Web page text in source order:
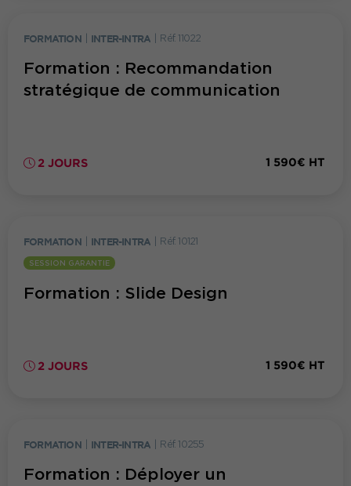
FORMATION INTER-INTRA Réf. 11022
Formation : Recommandation
stratégique de communication
2 JOURS 1 590€ HT
FORMATION INTER-INTRA Réf. 10121
SESSION GARANTIE
Formation : Slide Design
2 JOURS 1 590€ HT
FORMATION INTER-INTRA Réf. 10255
Formation : Déployer un